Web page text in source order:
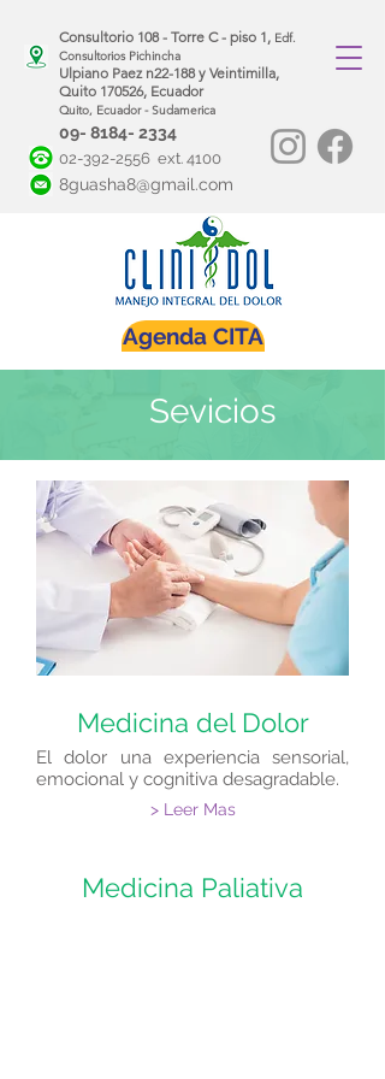
Consultorio 108 - Torre C - piso 1, Edf.
Consultorios Pichincha
Ulpiano Paez n22-188 y Veintimilla,
Quito 170526, Ecuador
Quito, Ecuador - Sudamerica
09- 8184- 2334
02-392-2556 ext. 4100
8guasha8@gmail.com
Agenda CITA
Sevicios
Medicina del Dolor
El dolor una experiencia sensorial,
emocional y cognitiva desagradable.
> Leer Mas
Medicina Paliativa